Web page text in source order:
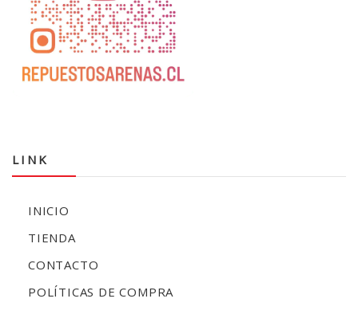
LINK
INICIO
TIENDA
CONTACTO
POLÍTICAS DE COMPRA